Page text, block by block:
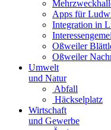
Apps für
Integration in
Oßweiler
Oßweiler
Umwelt
und Natur
Abfall
Häckselplatz
Wirtschaft
und Gewerbe